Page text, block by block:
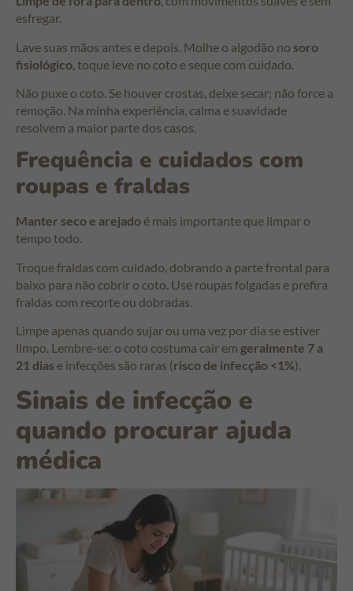
esfregar.
Lave suas mãos antes e depois. Molhe o algodão no soro
fisiológico , toque leve no coto e seque com cuidado.
Não puxe o coto. Se houver crostas, deixe secar; não force a
remoção. Na minha experiência, calma e suavidade
resolvem a maior parte dos casos.
Frequência e cuidados com
roupas e fraldas
Manter seco e arejado é mais importante que limpar o
tempo todo.
Troque fraldas com cuidado, dobrando a parte frontal para
baixo para não cobrir o coto. Use roupas folgadas e prefira
fraldas com recorte ou dobradas.
Limpe apenas quando sujar ou uma vez por dia se estiver
limpo. Lembre-se: o coto costuma cair em geralmente 7 a
21 dias e infecções são raras (risco de infecção <1%).
Sinais de infecção e
quando procurar ajuda
médica